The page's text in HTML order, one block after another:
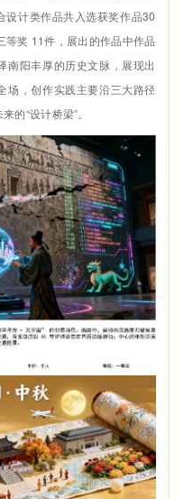
设计类作品共入选获奖作品30
奖 11件，展出的作品中作品
南阳丰厚的历史文脉，展现出
场，创作实践主要沿三大路径
的“设计桥梁”。